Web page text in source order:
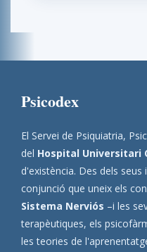
Psicodex
El Servei de Psiquiatria,
del Hospital Universitari
d'existència. Des dels
conjunció que uneix els
Sistema Nerviós –i les
terapèutiques, els
les teories de